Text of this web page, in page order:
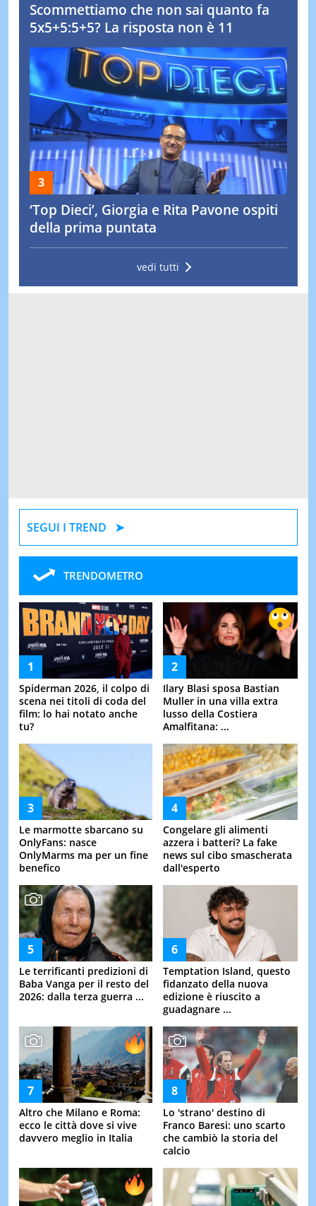
Scommettiamo che non sai quanto fa
5x5+5:5+5? La risposta non è 11
‘Top Dieci’, Giorgia e Rita Pavone ospiti
della prima puntata
vedi tutti
SEGUI I TREND
TRENDOMETRO
Spiderman 2026, il colpo di
scena nei titoli di coda del
film: lo hai notato anche
tu?
Ilary Blasi sposa Bastian
Muller in una villa extra
lusso della Costiera
Amalfitana: ...
Le marmotte sbarcano su
OnlyFans: nasce
OnlyMarms ma per un fine
benefico
Congelare gli alimenti
azzera i batteri? La fake
news sul cibo smascherata
dall'esperto
Le terrificanti predizioni di
Baba Vanga per il resto del
2026: dalla terza guerra ...
Temptation Island, questo
fidanzato della nuova
edizione è riuscito a
guadagnare ...
Altro che Milano e Roma:
ecco le città dove si vive
davvero meglio in Italia
Lo 'strano' destino di
Franco Baresi: uno scarto
che cambiò la storia del
calcio